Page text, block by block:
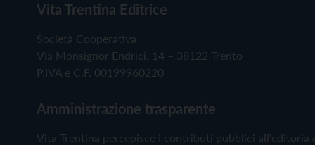
Vita Trentina Editrice
Società Cooperativa
Via Monsignor Endrici, 14 – 38122 Trento
P.IVA e C.F. 00199960220
Amministrazione trasparente
Vita Trentina percepisce i contributi pubblici all'editoria